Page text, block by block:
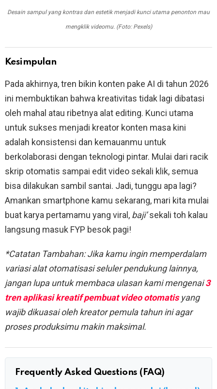
Desain sampul yang kontras dan estetik menjadi kunci utama penonton mau
mengklik videomu. (Foto: Pexels)
Kesimpulan
Pada akhirnya, tren bikin konten pake AI di tahun 2026
ini membuktikan bahwa kreativitas tidak lagi dibatasi
oleh mahal atau ribetnya alat editing. Kunci utama
untuk sukses menjadi kreator konten masa kini
adalah konsistensi dan kemauanmu untuk
berkolaborasi dengan teknologi pintar. Mulai dari racik
skrip otomatis sampai edit video sekali klik, semua
bisa dilakukan sambil santai. Jadi, tunggu apa lagi?
Amankan smartphone kamu sekarang, mari kita mulai
buat karya pertamamu yang viral, baji’sekali toh kalau
langsung masuk FYP besok pagi!
*Catatan Tambahan: Jika kamu ingin memperdalam
variasi alat otomatisasi seluler pendukung lainnya,
jangan lupa untuk membaca ulasan kami mengenai3
tren aplikasi kreatif pembuat video otomatisyang
wajib dikuasai oleh kreator pemula tahun ini agar
proses produksimu makin maksimal.
Frequently Asked Questions (FAQ)